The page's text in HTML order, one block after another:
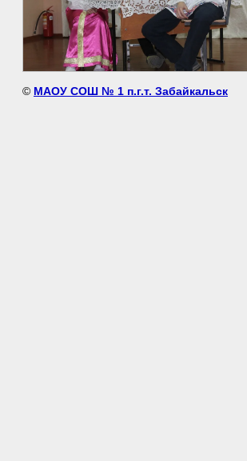
© МАОУ СОШ № 1 п.г.т. Забайкальск